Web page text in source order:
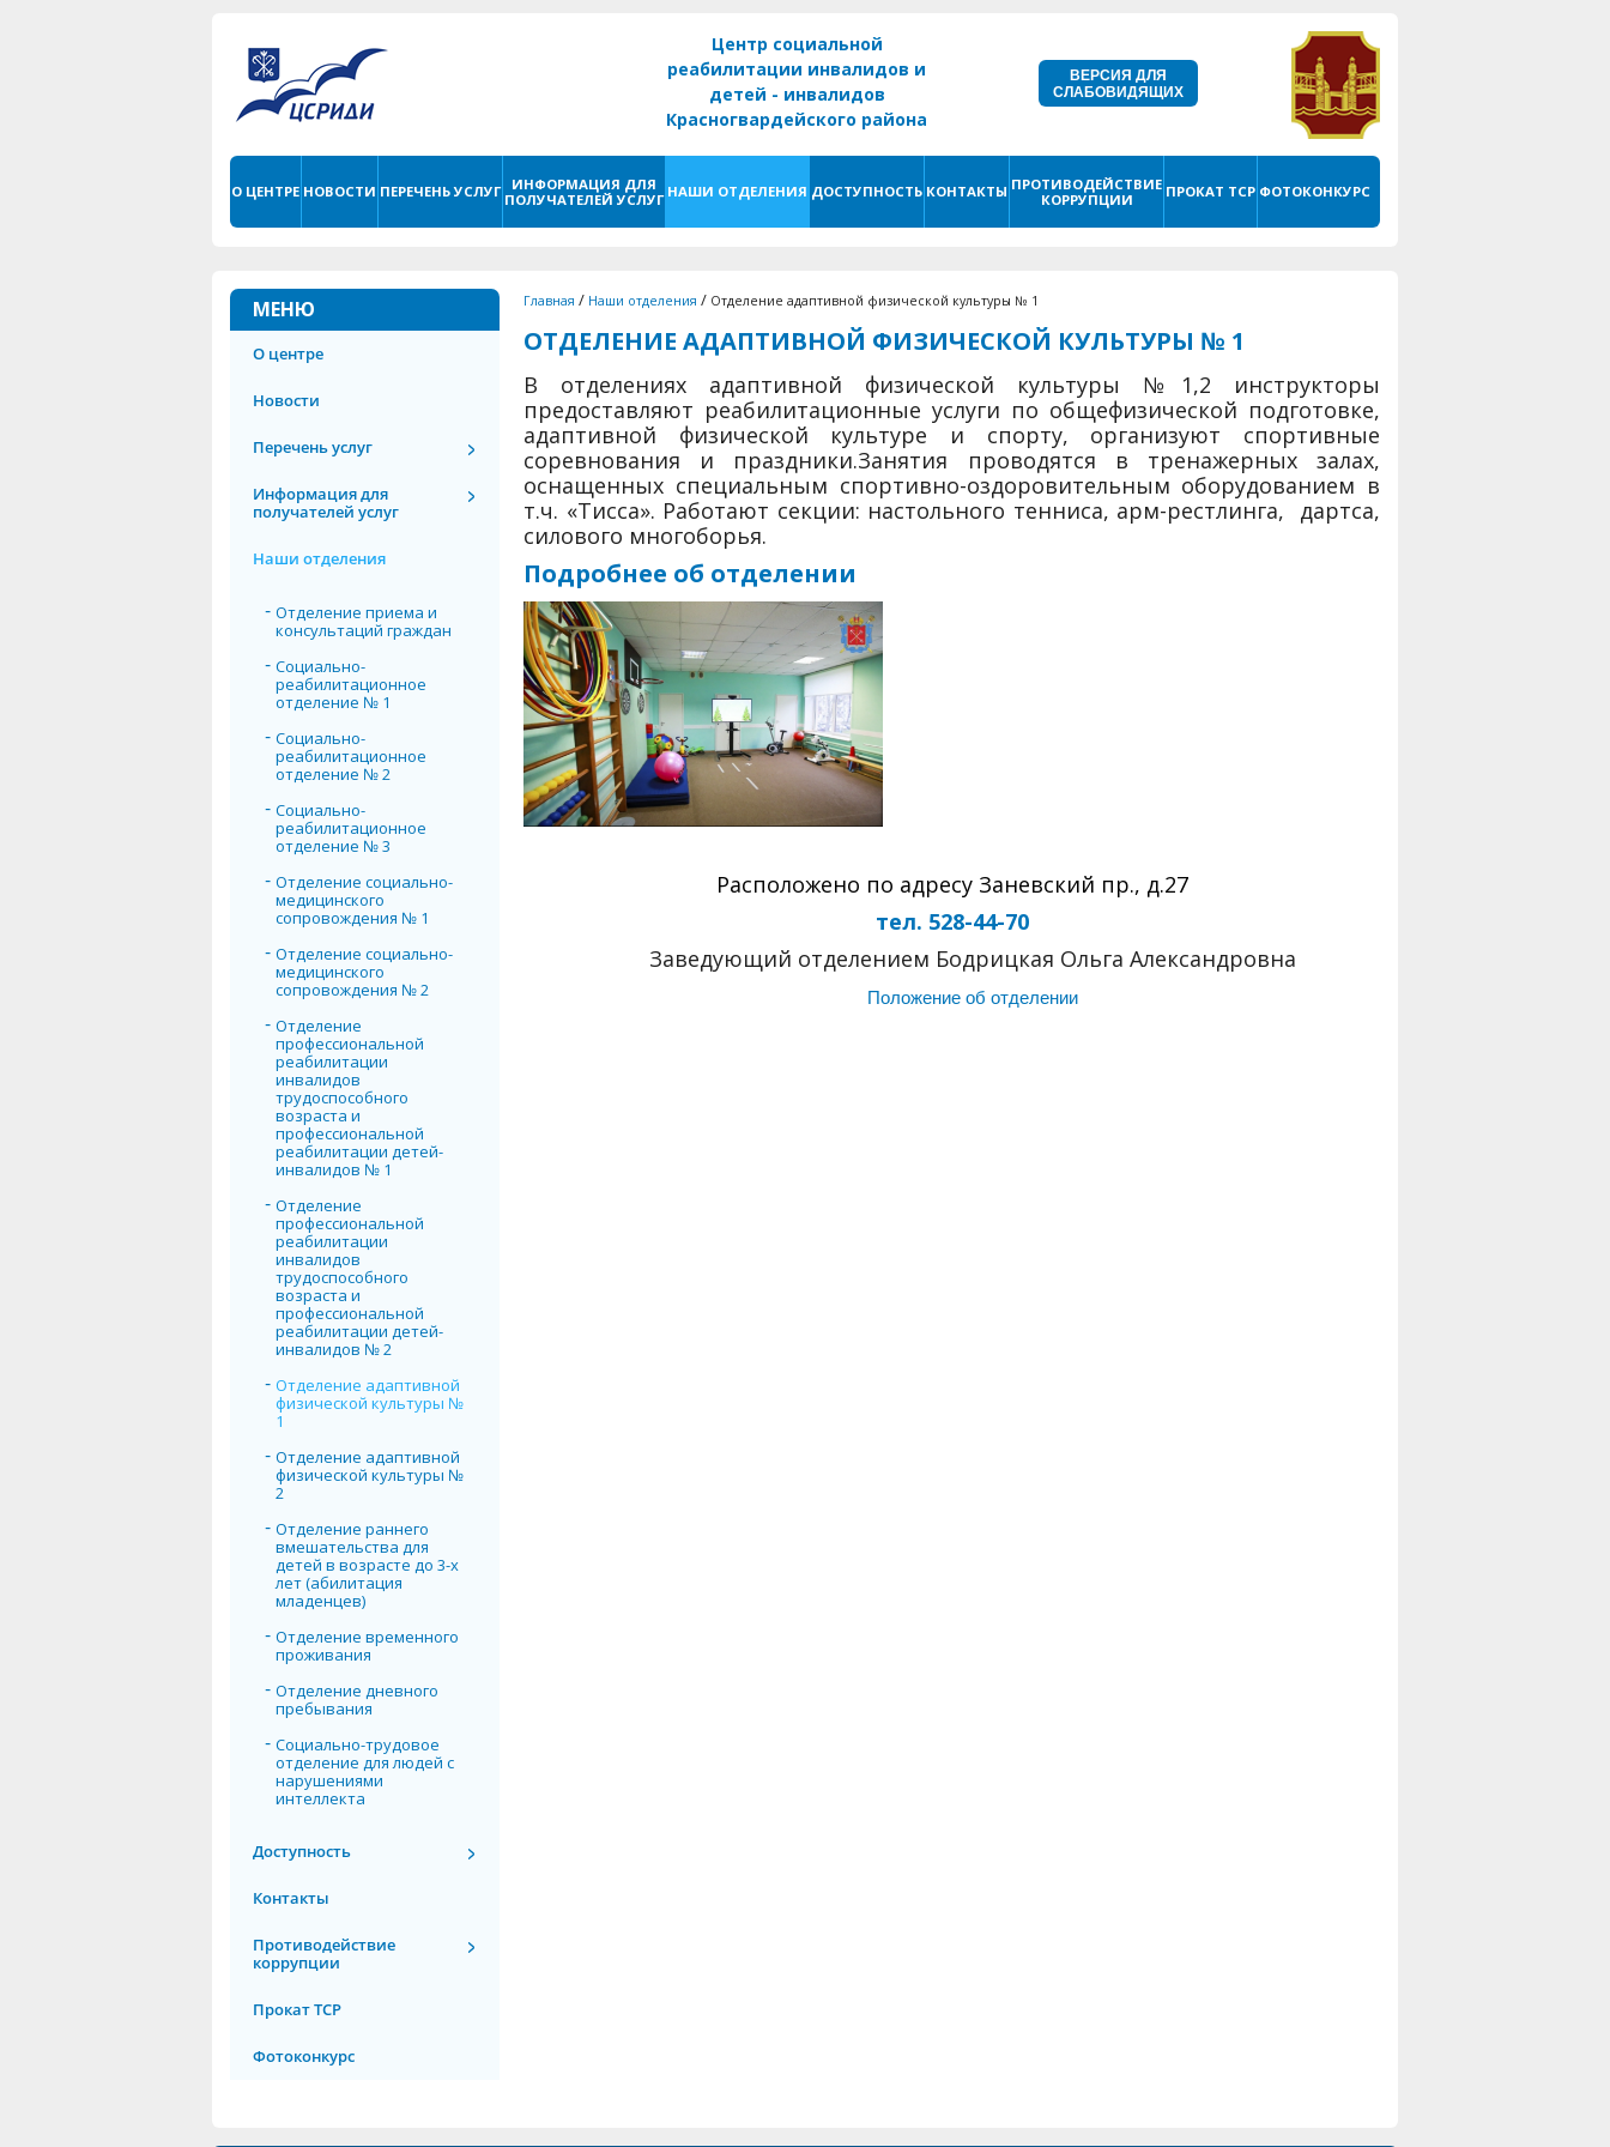
Центр социальной
реабилитации инвалидов и
детей - инвалидов
Красногвардейского района
ВЕРСИЯ ДЛЯ
СЛАБОВИДЯЩИХ
О ЦЕНТРЕ НОВОСТИ ПЕРЕЧЕНЬ УСЛУГ
ИНФОРМАЦИЯ ДЛЯ
ПОЛУЧАТЕЛЕЙ УСЛУГ НАШИ ОТДЕЛЕНИЯ ДОСТУПНОСТЬ КОНТАКТЫ ПРОТИВОДЕЙСТВИЕ
КОРРУПЦИИ
ПРОКАТ ТСР ФОТОКОНКУРС
МЕНЮ
О центре
Новости
Перечень услуг
Информация для
получателей услуг
Наши отделения
Отделение приема и
консультаций граждан
Социально-
реабилитационное
отделение № 1
Социально-
реабилитационное
отделение № 2
Социально-
реабилитационное
отделение № 3
Отделение социально-
медицинского
сопровождения № 1
Отделение социально-
медицинского
сопровождения № 2
Отделение
профессиональной
реабилитации
инвалидов
трудоспособного
возраста и
профессиональной
реабилитации детей-
инвалидов № 1
Отделение
профессиональной
реабилитации
инвалидов
трудоспособного
возраста и
профессиональной
реабилитации детей-
инвалидов № 2
Отделение адаптивной
физической культуры №
1
Отделение адаптивной
физической культуры №
2
Отделение раннего
вмешательства для
детей в возрасте до 3-х
лет (абилитация
младенцев)
Отделение временного
проживания
Отделение дневного
пребывания
Социально-трудовое
отделение для людей с
нарушениями
интеллекта
Доступность
Контакты
Противодействие
коррупции
Прокат ТСР
Фотоконкурс
Главная / Наши отделения / Отделение адаптивной физической культуры № 1
ОТДЕЛЕНИЕ АДАПТИВНОЙ ФИЗИЧЕСКОЙ КУЛЬТУРЫ № 1
В отделениях адаптивной физической культуры №1,2 инструкторы
предоставляют реабилитационные услуги по общефизической подготовке,
адаптивной физической культуре и спорту, организуют спортивные
соревнования и праздники.Занятия проводятся в тренажерных залах,
оснащенных специальным спортивно-оздоровительным оборудованием в
т.ч. «Тисса». Работают секции: настольного тенниса, арм-рестлинга, дартса,
силового многоборья.
Подробнее об отделении
Расположено по адресу Заневский пр., д.27
тел. 528-44-70
Заведующий отделением Бодрицкая Ольга Александровна
Положение об отделении